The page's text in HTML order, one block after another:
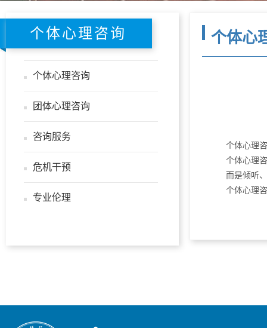
个体心理咨询
个体心理咨询
团体心理咨询
咨询服务
危机干预
专业伦理
个体心
个体心理
个体心理
而是倾听、
个体心理